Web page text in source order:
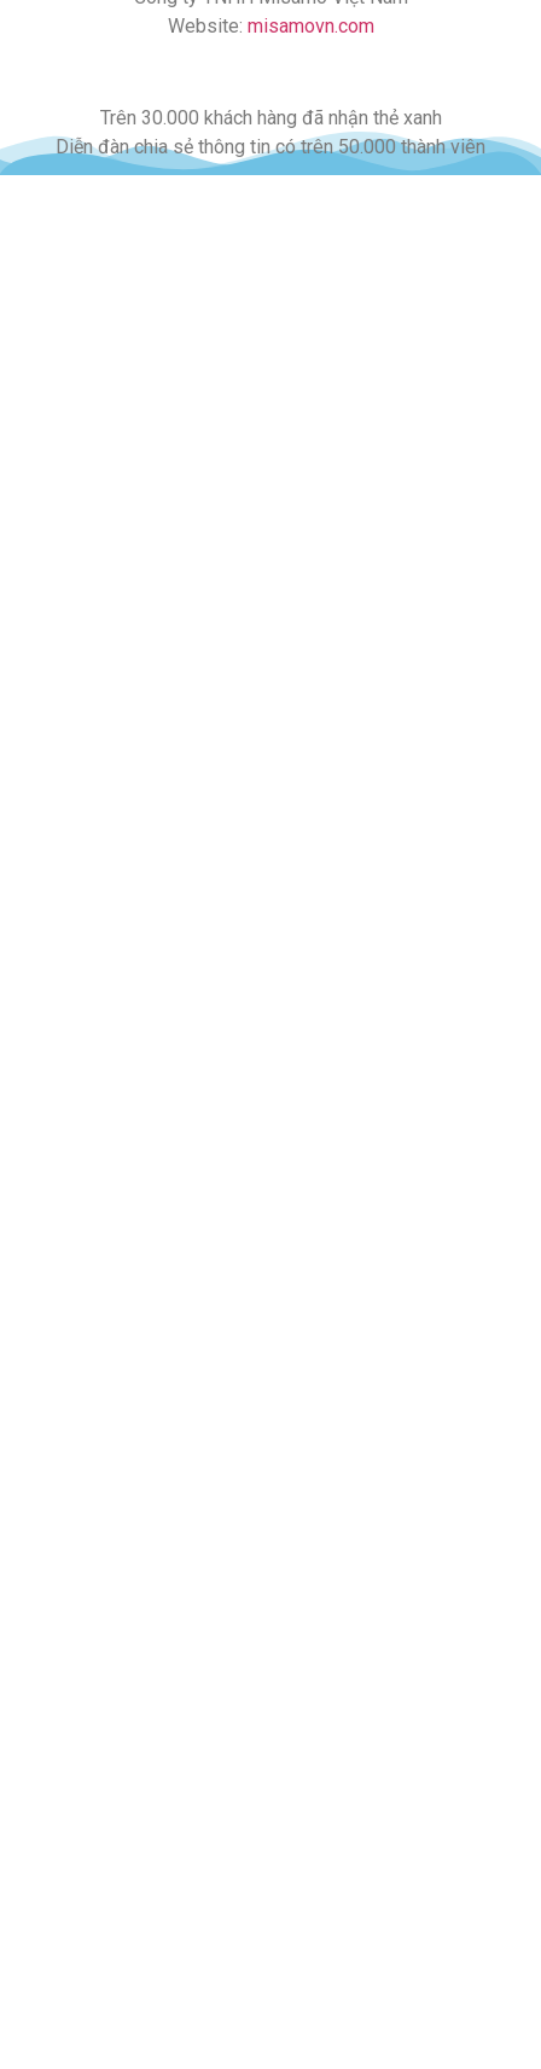
Website: misamovn.com
Trên 30.000 khách hàng đã nhận thẻ xanh
Diễn đàn chia sẻ thông tin có trên 50.000 thành viên